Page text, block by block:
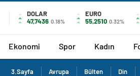
DOLAR
47,7436 0.18%
EURO
55,2510 0.32%
Ekonomi Spor Kadın
3.Sayfa Avrupa Bülten Din